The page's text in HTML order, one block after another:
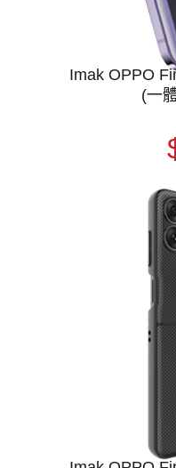
Imak OPPO
(一